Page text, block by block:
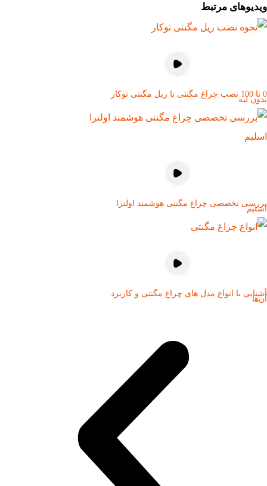
ویدیوهای مرتبط
0 تا 100 نصب چراغ مگنتی با ریل مگنتی توکار
بدون لبه
بررسی تخصصی چراغ مگنتی هوشمند اولترا
اسلیم
آشنایی با انواع مدل های چراغ مگنتی و کاربرد
آن‌ها